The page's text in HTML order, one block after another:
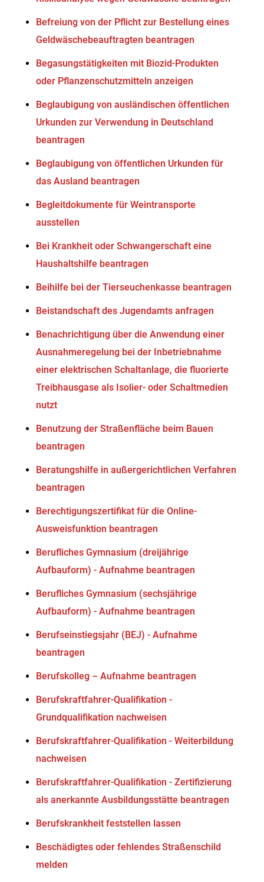
Befreiung von der Pflicht zur Bestellung eines
Geldwäschebeauftragten beantragen
Begasungstätigkeiten mit Biozid-Produkten
oder Pflanzenschutzmitteln anzeigen
Beglaubigung von ausländischen öffentlichen
Urkunden zur Verwendung in Deutschland
beantragen
Beglaubigung von öffentlichen Urkunden für
das Ausland beantragen
Begleitdokumente für Weintransporte
ausstellen
Bei Krankheit oder Schwangerschaft eine
Haushaltshilfe beantragen
Beihilfe bei der Tierseuchenkasse beantragen
Beistandschaft des Jugendamts anfragen
Benachrichtigung über die Anwendung einer
Ausnahmeregelung bei der Inbetriebnahme
einer elektrischen Schaltanlage, die fluorierte
Treibhausgase als Isolier- oder Schaltmedien
nutzt
Benutzung der Straßenfläche beim Bauen
beantragen
Beratungshilfe in außergerichtlichen Verfahren
beantragen
Berechtigungszertifikat für die Online-
Ausweisfunktion beantragen
Berufliches Gymnasium (dreijährige
Aufbauform) - Aufnahme beantragen
Berufliches Gymnasium (sechsjährige
Aufbauform) - Aufnahme beantragen
Berufseinstiegsjahr (BEJ) - Aufnahme
beantragen
Berufskolleg – Aufnahme beantragen
Berufskraftfahrer-Qualifikation -
Grundqualifikation nachweisen
Berufskraftfahrer-Qualifikation - Weiterbildung
nachweisen
Berufskraftfahrer-Qualifikation - Zertifizierung
als anerkannte Ausbildungsstätte beantragen
Berufskrankheit feststellen lassen
Beschädigtes oder fehlendes Straßenschild
melden